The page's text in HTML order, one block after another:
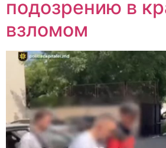
подозрению в
взломом